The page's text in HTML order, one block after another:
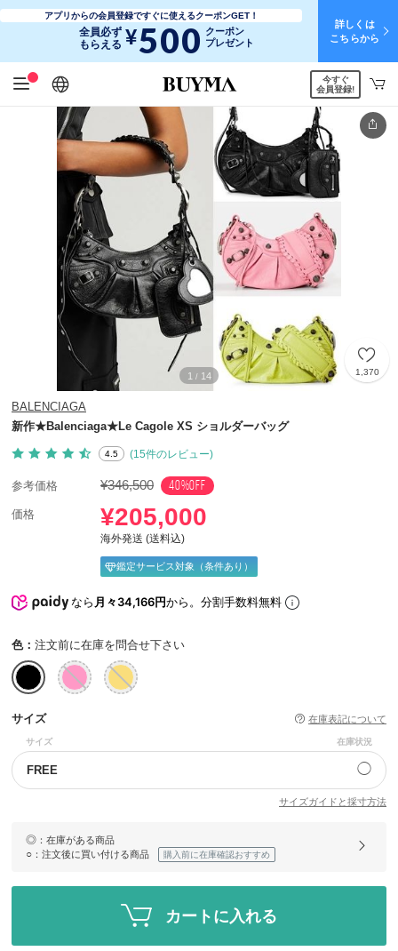
アプリからの会員登録ですぐに使えるクーポンGET！
全員必ず
もらえる ¥500 クーポン
プレゼント
詳しくは
こちらから
日本語
English
简体中文
繁體中文
今すぐ
会員登録!
1 / 14 1,370
BALENCIAGA
新作★Balenciaga★Le Cagole XS ショルダーバッグ
4.5 (15件のレビュー)
参考価格 ¥346,500 40%OFF
価格 ¥205,000
海外発送 (送料込)
鑑定サービス対象（条件あり）
なら月々34,166円から。分割手数料無料
色： 注文前に在庫を問合せ下さい
サイズ 在庫表記について
サイズ 在庫状況
FREE ◯
サイズガイドと採寸方法
◎ ：在庫がある商品
○ ：注文後に買い付ける商品 購入前に在庫確認おすすめ
カートに入れる